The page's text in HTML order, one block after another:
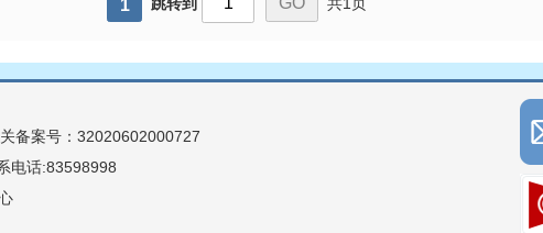
1
备案号：32020602000727
电话:83598998